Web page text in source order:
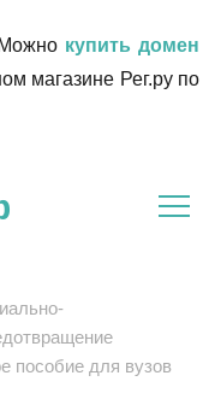
Можно купить домен
магазине Рег.ру по
пособие для вузов